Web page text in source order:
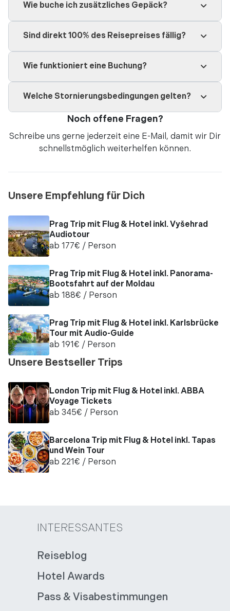
Wie buche ich zusätzliches Gepäck?
Sind direkt 100% des Reisepreises fällig?
Wie funktioniert eine Buchung?
Welche Stornierungsbedingungen gelten?
Noch offene Fragen?
Schreibe uns gerne jederzeit eine E-Mail, damit wir Dir
schnellstmöglich weiterhelfen können.
Unsere Empfehlung für Dich
Prag Trip mit Flug & Hotel inkl. Vyšehrad
Audiotour
ab 177€ / Person
Prag Trip mit Flug & Hotel inkl. Panorama-
Bootsfahrt auf der Moldau
ab 188€ / Person
Prag Trip mit Flug & Hotel inkl. Karlsbrücke
Tour mit Audio-Guide
ab 191€ / Person
Unsere Bestseller Trips
London Trip mit Flug & Hotel inkl. ABBA
Voyage Tickets
ab 345€ / Person
Barcelona Trip mit Flug & Hotel inkl. Tapas
und Wein Tour
ab 221€ / Person
INTERESSANTES
Reiseblog
Hotel Awards
Pass & Visabestimmungen